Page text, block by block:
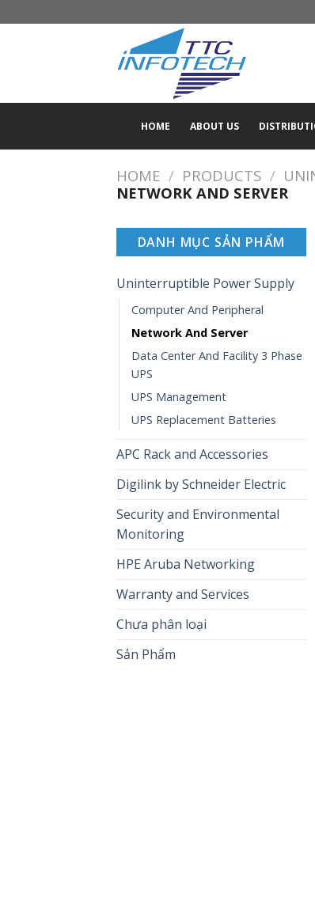
to
HOME ABOUT US
HOME / PRODUCTS /
NETWORK AND SERVER
DANH MỤC SẢN PHẨM
Uninterruptible Power Supply
Computer And Peripheral
Network And Server
Data Center And Facility 3 Phase
UPS
UPS Management
UPS Replacement Batteries
APC Rack and Accessories
Digilink by Schneider Electric
Security and Environmental
Monitoring
HPE Aruba Networking
Warranty and Services
Chưa phân loại
Sản Phẩm